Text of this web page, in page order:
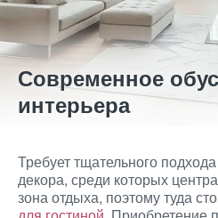
Современное
интерьера
Требует тщательного
декора, среди которых
зона отдыха, поэтому туда